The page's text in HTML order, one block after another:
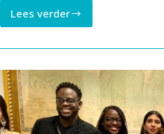
Lees verder
Monica
ontvangt
Edgar
prijs
in
Bimhuis